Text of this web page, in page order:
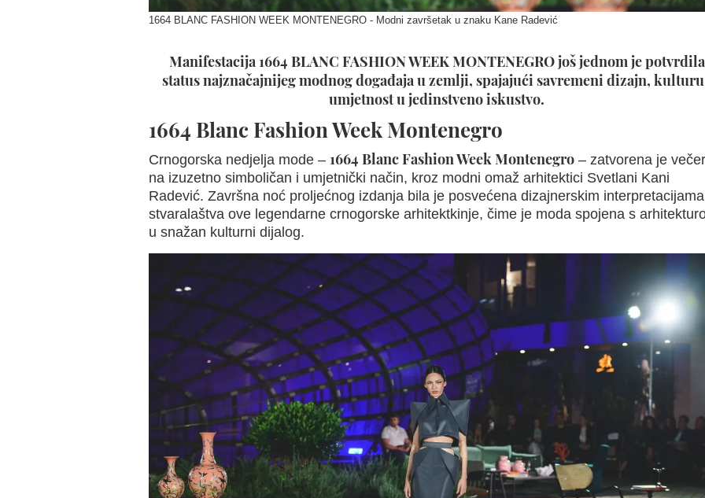
1664 BLANC FASHION WEEK MONTENEGRO - Modni završetak u znaku Kane Radević
Manifestacija 1664 BLANC FASHION WEEK MONTENEGRO još jednom je potvrdila
status najznačajnijeg modnog događaja u zemlji, spajajući savremeni dizajn,
umjetnost u jedinstveno iskustvo.
1664 Blanc Fashion Week Montenegro
Crnogorska nedjelja mode – 1664 Blanc Fashion Week Montenegro – zatvorena je
na izuzetno simboličan i umjetnički način, kroz modni omaž arhitektici Svetlani Kani
Radević. Završna noć proljećnog izdanja bila je posvećena dizajnerskim interpretacijama
stvaralaštva ove legendarne crnogorske arhitektkinje, čime je moda spojena s
u snažan kulturni dijalog.